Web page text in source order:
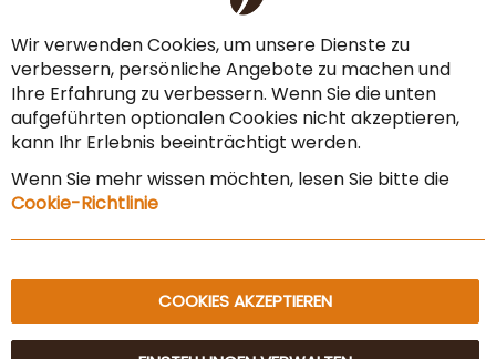
AGB & Widerrufsrecht
Vertrag widerrufen
Impressum
Datenschutz & Sicherheit
Wir verwenden Cookies, um unsere Dienste zu
verbessern, persönliche Angebote zu machen und
Ihre Erfahrung zu verbessern. Wenn Sie die unten
aufgeführten optionalen Cookies nicht akzeptieren,
kann Ihr Erlebnis beeinträchtigt werden.
Wenn Sie mehr wissen möchten, lesen Sie bitte die
Cookie-Richtlinie
COOKIES AKZEPTIEREN